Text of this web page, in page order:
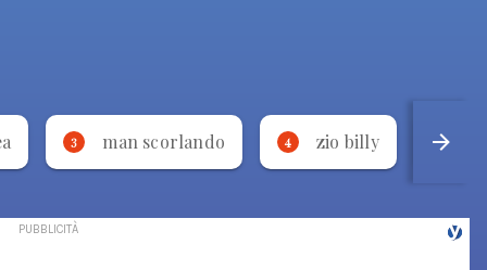
3 man scorlando 4 zio billy 5